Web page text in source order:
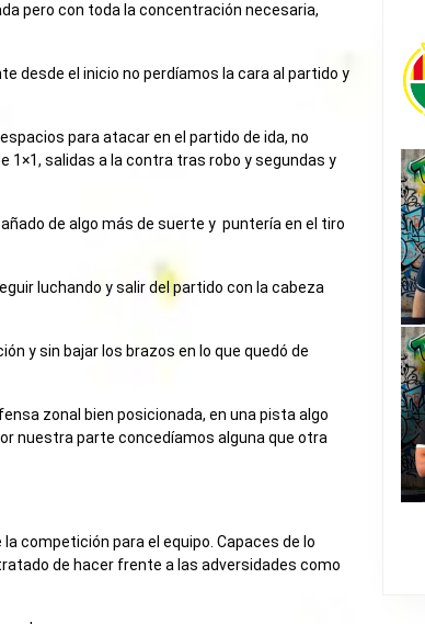
pero con toda la concentración necesaria,
desde el inicio no perdíamos la cara al partido y
para atacar en el partido de ida, no
1×1, salidas a la contra tras robo y segundas y
de algo más de suerte y puntería en el tiro
luchando y salir del partido con la cabeza
y sin bajar los brazos en lo que quedó de
zonal bien posicionada, en una pista algo
nuestra parte concedíamos alguna que otra
competición para el equipo. Capaces de lo
de hacer frente a las adversidades como